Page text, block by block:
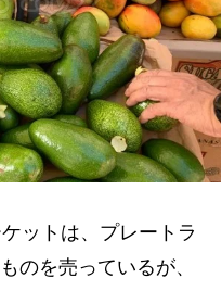
ットは、プレートラ
のを売っているが、